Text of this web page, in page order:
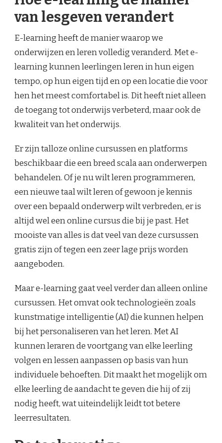
van lesgeven verandert
E-learning heeft de manier waarop we
onderwijzen en leren volledig veranderd. Met e-
learning kunnen leerlingen leren in hun eigen
tempo, op hun eigen tijd en op een locatie die voor
hen het meest comfortabel is. Dit heeft niet alleen
de toegang tot onderwijs verbeterd, maar ook de
kwaliteit van het onderwijs.
Er zijn talloze online cursussen en platforms
beschikbaar die een breed scala aan onderwerpen
behandelen. Of je nu wilt leren programmeren,
een nieuwe taal wilt leren of gewoon je kennis
over een bepaald onderwerp wilt verbreden, er is
altijd wel een online cursus die bij je past. Het
mooiste van alles is dat veel van deze cursussen
gratis zijn of tegen een zeer lage prijs worden
aangeboden.
Maar e-learning gaat veel verder dan alleen online
cursussen. Het omvat ook technologieën zoals
kunstmatige intelligentie (AI) die kunnen helpen
bij het personaliseren van het leren. Met AI
kunnen leraren de voortgang van elke leerling
volgen en lessen aanpassen op basis van hun
individuele behoeften. Dit maakt het mogelijk om
elke leerling de aandacht te geven die hij of zij
nodig heeft, wat uiteindelijk leidt tot betere
leerresultaten.